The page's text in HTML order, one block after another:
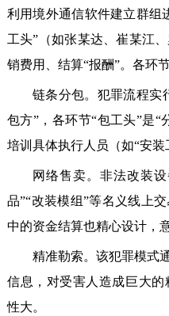
利用境外通信软件建立群组
工头”（如张某达、崔某江
销费用、结算“报酬”。各环
链条分包。犯罪流程实
包方”，各环节“包工头”是“
培训具体执行人员（如“安装
网络售卖。非法改装
品”“改装模组”等名义线上
中的资金结算也精心设计，
精准勒索。该犯罪模式
信息，对受害人造成巨大
性大。